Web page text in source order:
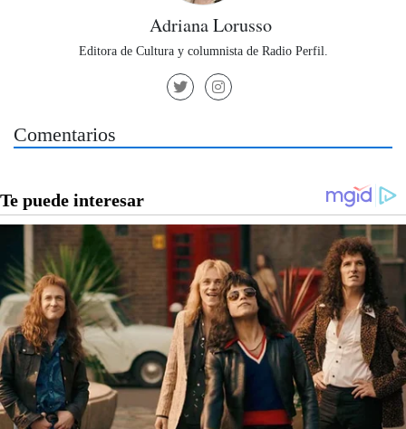
Adriana Lorusso
Editora de Cultura y columnista de Radio Perfil.
Comentarios